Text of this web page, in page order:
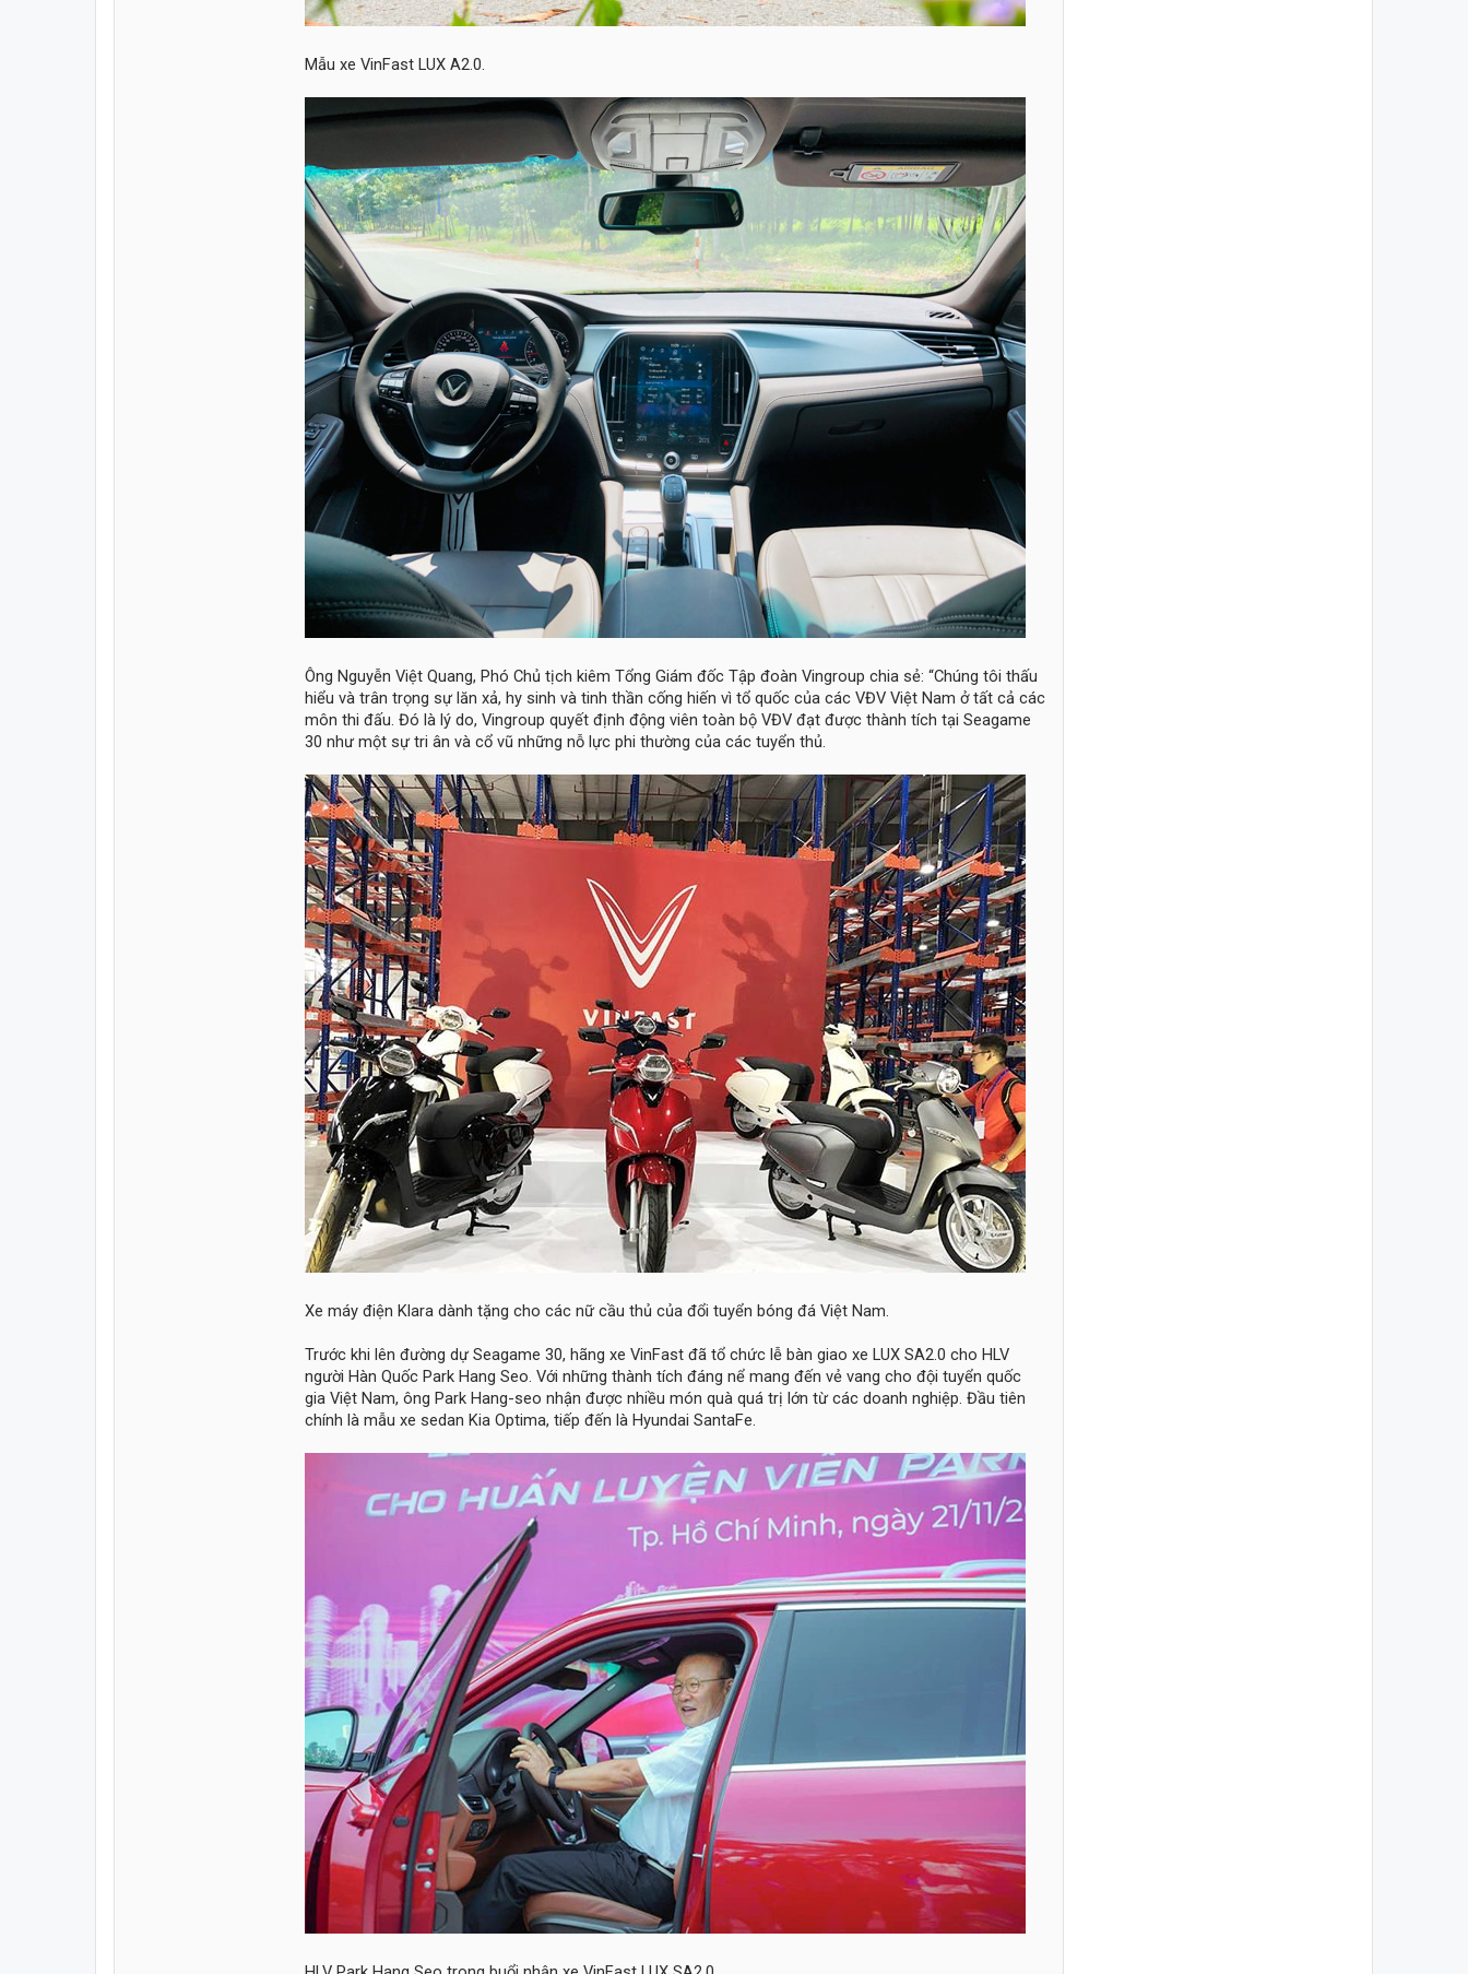
Mẫu xe VinFast LUX A2.0.
Ông Nguyễn Việt Quang, Phó Chủ tịch kiêm Tổng Giám đốc Tập đoàn Vingroup chia sẻ: “Chúng tôi thấu
hiểu và trân trọng sự lăn xả, hy sinh và tinh thần cống hiến vì tổ quốc của các VĐV Việt Nam ở tất cả các
môn thi đấu. Đó là lý do, Vingroup quyết định động viên toàn bộ VĐV đạt được thành tích tại Seagame
30 như một sự tri ân và cổ vũ những nỗ lực phi thường của các tuyển thủ.
Xe máy điện Klara dành tặng cho các nữ cầu thủ của đổi tuyển bóng đá Việt Nam.
Trước khi lên đường dự Seagame 30, hãng xe VinFast đã tổ chức lễ bàn giao xe LUX SA2.0 cho HLV
người Hàn Quốc Park Hang Seo. Với những thành tích đáng nể mang đến vẻ vang cho đội tuyển quốc
gia Việt Nam, ông Park Hang-seo nhận được nhiều món quà quá trị lớn từ các doanh nghiệp. Đầu tiên
chính là mẫu xe sedan Kia Optima, tiếp đến là Hyundai SantaFe.